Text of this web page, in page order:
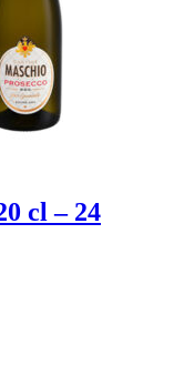
cl – 24